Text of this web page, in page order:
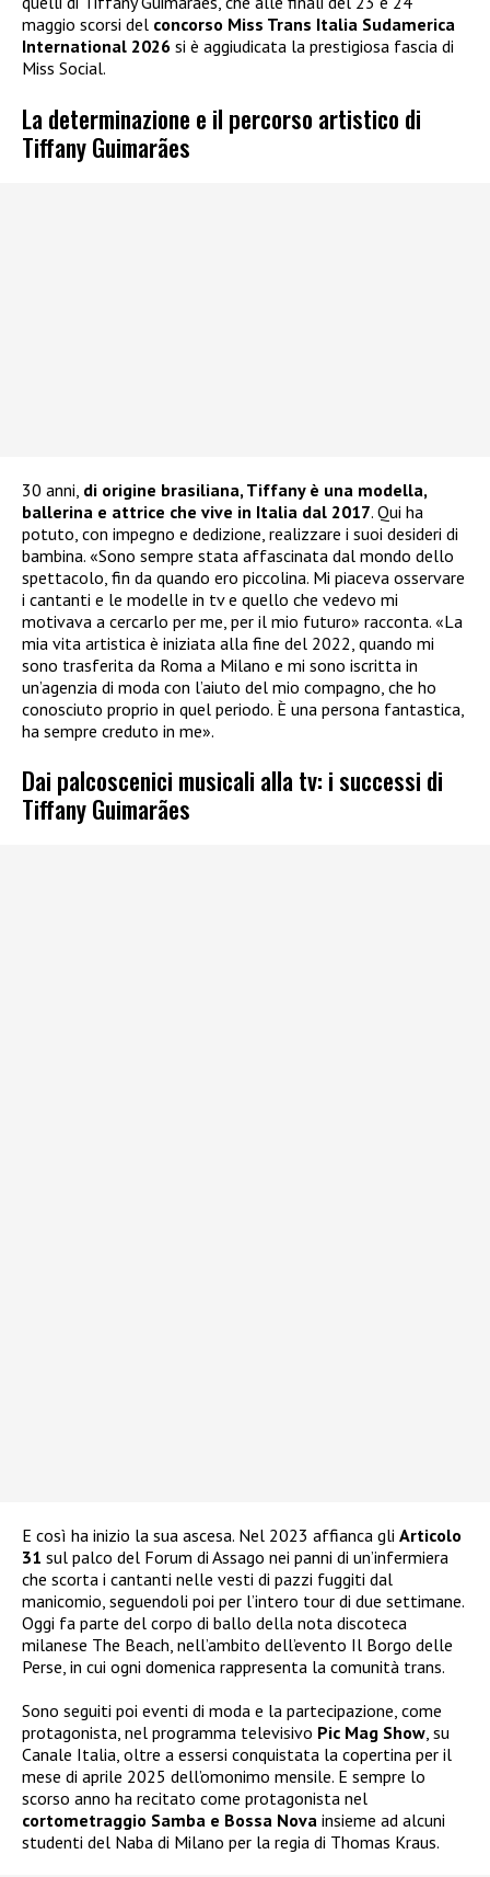
maggio scorsi del concorso Miss Trans Italia Sudamerica
International 2026 si è aggiudicata la prestigiosa fascia di
Miss Social.
La determinazione e il percorso artistico di
Tiffany Guimarães
30 anni, di origine brasiliana, Tiffany è una modella,
ballerina e attrice che vive in Italia dal 2017. Qui ha
potuto, con impegno e dedizione, realizzare i suoi desideri di
bambina. «Sono sempre stata affascinata dal mondo dello
spettacolo, fin da quando ero piccolina. Mi piaceva osservare
i cantanti e le modelle in tv e quello che vedevo mi
motivava a cercarlo per me, per il mio futuro» racconta. «La
mia vita artistica è iniziata alla fine del 2022, quando mi
sono trasferita da Roma a Milano e mi sono iscritta in
un’agenzia di moda con l’aiuto del mio compagno, che ho
conosciuto proprio in quel periodo. È una persona fantastica,
ha sempre creduto in me».
Dai palcoscenici musicali alla tv: i successi di
Tiffany Guimarães
E così ha inizio la sua ascesa. Nel 2023 affianca gli Articolo
31 sul palco del Forum di Assago nei panni di un’infermiera
che scorta i cantanti nelle vesti di pazzi fuggiti dal
manicomio, seguendoli poi per l’intero tour di due settimane.
Oggi fa parte del corpo di ballo della nota discoteca
milanese The Beach, nell’ambito dell’evento Il Borgo delle
Perse, in cui ogni domenica rappresenta la comunità trans.
Sono seguiti poi eventi di moda e la partecipazione, come
protagonista, nel programma televisivo Pic Mag Show, su
Canale Italia, oltre a essersi conquistata la copertina per il
mese di aprile 2025 dell’omonimo mensile. E sempre lo
scorso anno ha recitato come protagonista nel
cortometraggio Samba e Bossa Nova insieme ad alcuni
studenti del Naba di Milano per la regia di Thomas Kraus.